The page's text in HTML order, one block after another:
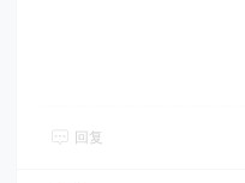
回复